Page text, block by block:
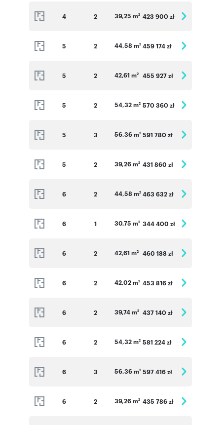
4 2 39,25 m2 423 900 zł
5 2 44,58 m2 459 174 zł
5 2 42,61 m2 455 927 zł
5 2 54,32 m2 570 360 zł
5 3 56,36 m2 591 780 zł
5 2 39,26 m2 431 860 zł
6 2 44,58 m2 463 632 zł
6 1 30,75 m2 344 400 zł
6 2 42,61 m2 460 188 zł
6 2 42,02 m2 453 816 zł
6 2 39,74 m2 437 140 zł
6 2 54,32 m2 581 224 zł
6 3 56,36 m2 597 416 zł
6 2 39,26 m2 435 786 zł